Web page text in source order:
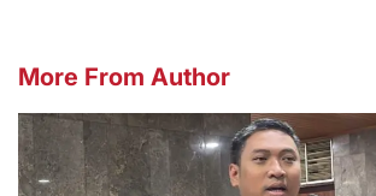
More From Author